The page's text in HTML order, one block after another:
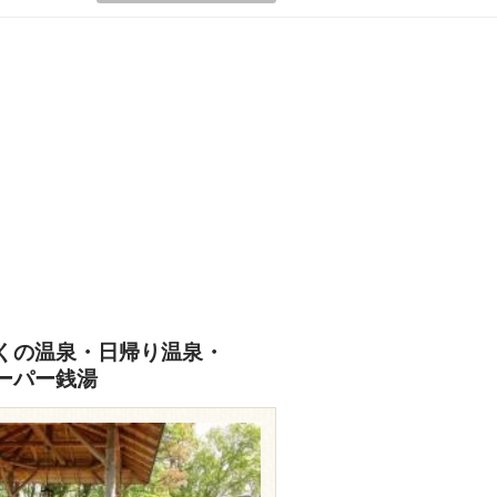
の温泉・日帰り温泉・
パー銭湯